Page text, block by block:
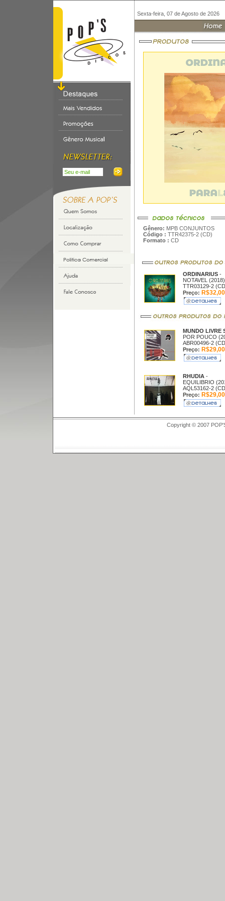
Sexta-feira, 07 de Agosto de 2026
Gênero: MPB CONJUNTOS
Código : TTR42375-2 (CD)
Formato : CD
ORDINARIUS -
NOTAVEL (2018)
TTR03129-2
Preço: R$32,00
MUNDO LIVRE
POR POUCO
ABR00496-2
Preço: R$29,00
RHUDIA -
EQUILIBRIO
AQL53162-2
Preço: R$29,00
Copyright © 2007